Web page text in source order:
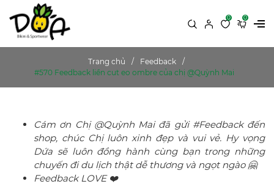
0 0
Trang chủ
Feedback
#570 Feedback liền cut eo ombre của chị @Quỳnh Mai
Cám ơn Chị @Quỳnh Mai đã gửi #Feedback đến
shop, chúc Chị luôn xinh đẹp và vui vẻ. Hy vọng
Dứa sẽ luôn đồng hành cùng bạn trong những
chuyến đi du lịch thật dễ thương và ngọt ngào 🤗
Feedback LOVE ❤️